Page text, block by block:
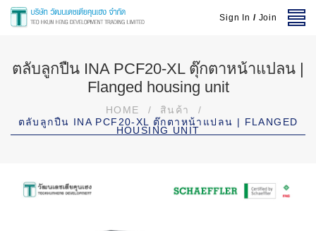
Sign In / Join
ตลับลูกปืน INA PCF20-XL ตุ๊กตาหน้าแปลน |
Flanged housing unit
HOME / สินค้า
/
ตลับลูกปืน INA PCF20-XL ตุ๊กตาหน้าแปลน | FLANGED
HOUSING UNIT